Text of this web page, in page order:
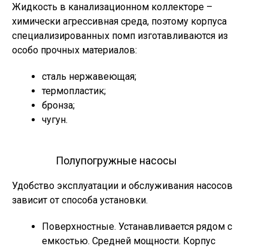
Жидкость в канализационном коллекторе –
химически агрессивная среда, поэтому корпуса
специализированных помп изготавливаются из
особо прочных материалов:
сталь нержавеющая;
термопластик;
бронза;
чугун.
Полупогружные насосы
Удобство эксплуатации и обслуживания насосов
зависит от способа установки.
Поверхностные. Устанавливается рядом с
емкостью. Средней мощности. Корпус